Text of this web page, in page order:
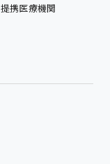
提携医療機関